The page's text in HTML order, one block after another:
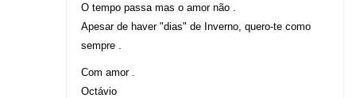
O tempo passa mas o amor não .
Apesar de haver "dias" de Inverno, quero-te como
sempre .
Com amor .
Octávio